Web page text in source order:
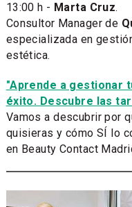
13:00 h - Marta Cruz​.
Consultor Manager de
especializada en
estética.
"Aprende a gestionar
éxito. Descubre las
Vamos a descubrir por
quisieras y cómo SÍ lo
en Beauty Contact